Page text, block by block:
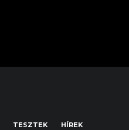
TESZTEK
HÍREK